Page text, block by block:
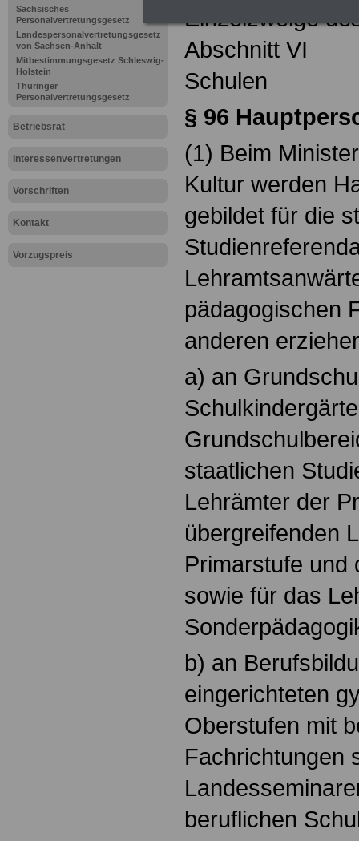
Sächsisches
Personalvertretungsgesetz
Landespersonalvertretungsgesetz
von Sachsen-Anhalt
Mitbestimmungsgesetz Schleswig-
Holstein
Thüringer
Personalvertretungsgesetz
Betriebsrat
Interessenvertretungen
Vorschriften
Kontakt
Vorzugspreis
Einzelzweige
Abschnitt VI
Schulen
§ 96
(1) Beim
Kultur werden
gebildet für die
pädagogischen
anderen
a) an
staatlichen
Lehrämter der
übergreifenden
Primarstufe und
sowie für das
b) an
eingerichteten
Oberstufen mit
Fachrichtungen
beruflichen